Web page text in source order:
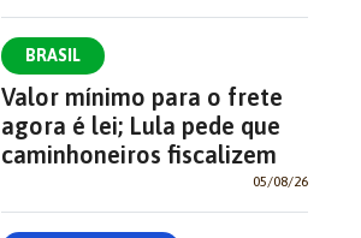
BRASIL
Valor mínimo para o frete
agora é lei; Lula pede que
caminhoneiros fiscalizem
05/08/26